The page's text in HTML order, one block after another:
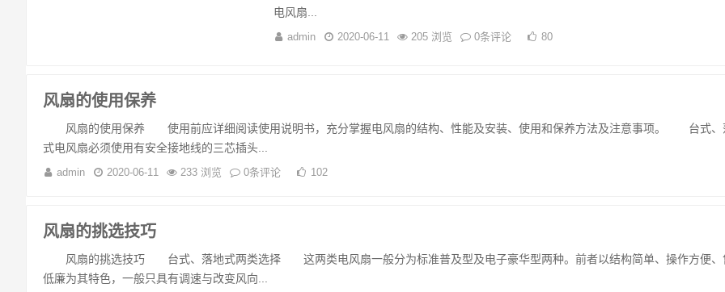
电风扇...
admin 2020-06-11 205 浏览 0条评论 80
风扇的使用保养
风扇的使用保养 使用前应详细阅读使用说明书，充分掌握电风扇的结构、性能及安装、使用和保养方法及注意事项。 台式、
式电风扇必须使用有安全接地线的三芯插头...
admin 2020-06-11 233 浏览 0条评论 102
风扇的挑选技巧
风扇的挑选技巧 台式、落地式两类选择 这两类电风扇一般分为标准普及型及电子豪华型两种。前者以结构简单、操作方便、
低廉为其特色，一般只具有调速与改变风向...